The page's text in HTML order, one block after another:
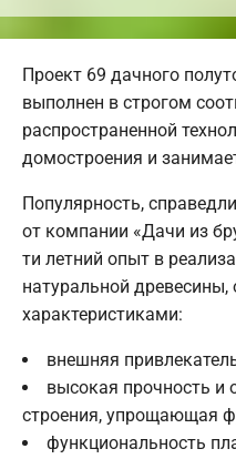
Проект 69 дачного
выполнен в строгом
распространенной
домостроения и
Популярность,
от компании «Дачи из
ти летний опыт в
натуральной
характеристиками:
внешняя
высокая прочность и
строения, упрощающая
функциональность